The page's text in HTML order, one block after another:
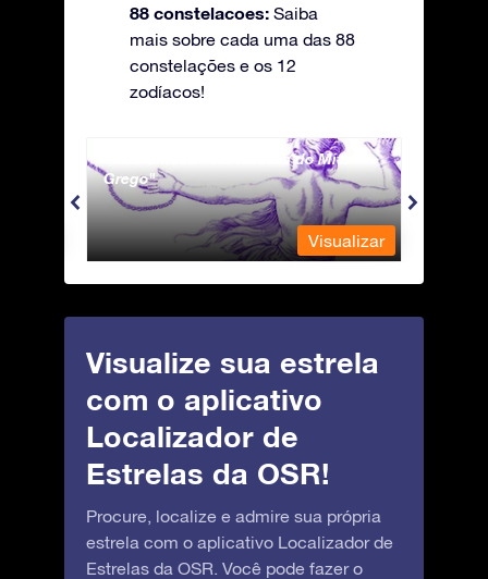
88 constelacoes: Saiba
mais sobre cada uma das 88
constelações e os 12
zodíacos!
Andromeda - A Princesa do Mito
Grego
Visualizar
Visualize sua estrela
com o aplicativo
Localizador de
Estrelas da OSR!
Procure, localize e admire sua própria
estrela com o aplicativo Localizador de
Estrelas da OSR. Você pode fazer o